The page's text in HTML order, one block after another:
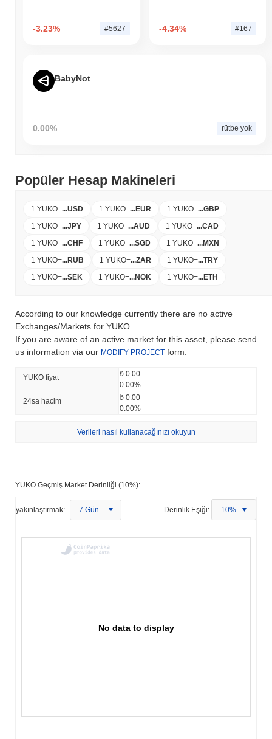
-3.23% #5627 -4.34% #167
BabyNot
0.00% rütbe yok
Popüler Hesap Makineleri
1 YUKO=...USD 1 YUKO=...EUR 1 YUKO=...GBP
1 YUKO=...JPY 1 YUKO=...AUD 1 YUKO=...CAD
1 YUKO=...CHF 1 YUKO=...SGD 1 YUKO=...MXN
1 YUKO=...RUB 1 YUKO=...ZAR 1 YUKO=...TRY
1 YUKO=...SEK 1 YUKO=...NOK 1 YUKO=...ETH
According to our knowledge currently there are no active
Exchanges/Markets for YUKO.
If you are aware of an active market for this asset, please send
us information via our MODIFY PROJECT form.
YUKO fiyat
₺ 0.00
0.00%
24sa hacim
₺ 0.00
0.00%
Verileri nasıl kullanacağınızı okuyun
YUKO Geçmiş Market Derinliği (10%):
yakınlaştırmak: 7 Gün Derinlik Eşiği: 10%
No data to display